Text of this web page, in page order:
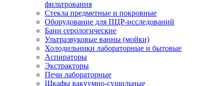
фильтрования
Стекла предметные и покровные
Оборудование для ПЦР-исследований
Бани серологические
Ультразвуковые ванны (мойки)
Холодильники лабораторные и бытовые
Аспираторы
Экстракторы
Печи лабораторные
Шкафы вакуумно-сушильные